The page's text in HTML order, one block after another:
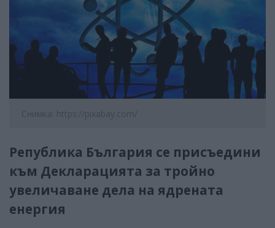
Снимка: https://pixabay.com/
Република България се присъедини
към Декларацията за тройно
увеличаване дела на ядрената
енергия